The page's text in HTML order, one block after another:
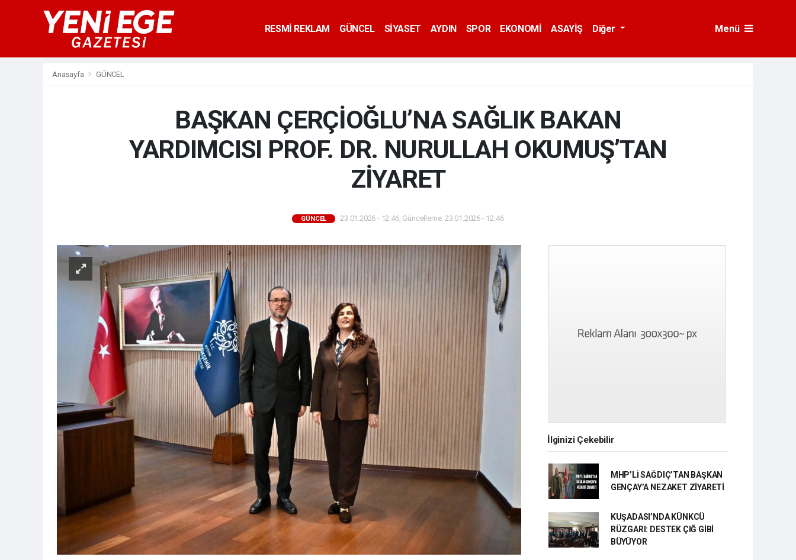
RESMİ REKLAM GÜNCEL SİYASET AYDIN SPOR EKONOMİ ASAYİŞ Diğer Menü
Anasayfa GÜNCEL
BAŞKAN ÇERÇİOĞLU’NA SAĞLIK BAKAN
YARDIMCISI PROF. DR. NURULLAH OKUMUŞ’TAN
ZİYARET
GÜNCEL 23.01.2026 - 12:46, Güncelleme: 23.01.2026 - 12:46
İlginizi Çekebilir
MHP’Lİ SAĞDIÇ’TAN BAŞKAN
GENÇAY’A NEZAKET ZİYARETİ
KUŞADASI’NDA KÜNKCÜ
RÜZGARI: DESTEK ÇIĞ GİBİ
BÜYÜYOR